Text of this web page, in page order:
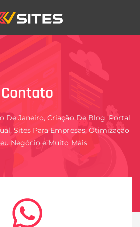
Contato
De Janeiro, Criação De Blog, Portal
Sites Para Empresas, Otimização
Negócio e Muito Mais.